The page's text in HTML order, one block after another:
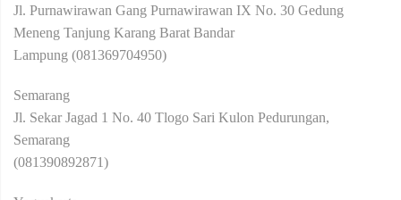
Jl. Purnawirawan Gang Purnawirawan IX No. 30 Gedung
Meneng Tanjung Karang Barat Bandar
Lampung (081369704950)
Semarang
Jl. Sekar Jagad 1 No. 40 Tlogo Sari Kulon Pedurungan,
Semarang
(081390892871)